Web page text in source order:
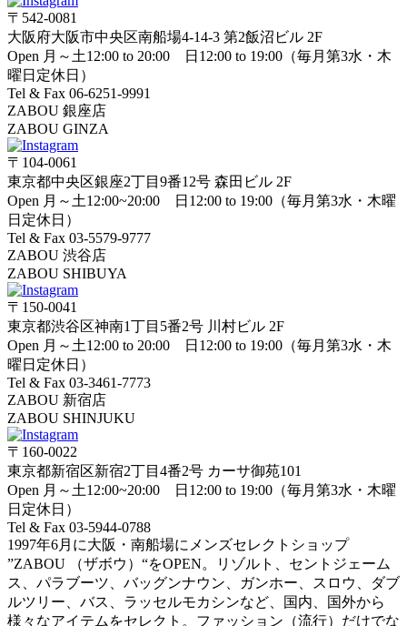
〒542-0081
大阪府大阪市中央区南船場4-14-3 第2飯沼ビル 2F
Open 月～土12:00 to 20:00 日12:00 to 19:00（毎月第3水・木
曜日定休日）
Tel & Fax 06-6251-9991
ZABOU 銀座店
ZABOU GINZA
〒104-0061
東京都中央区銀座2丁目9番12号 森田ビル 2F
Open 月～土12:00~20:00 日12:00 to 19:00（毎月第3水・木曜
日定休日）
Tel & Fax 03-5579-9777
ZABOU 渋谷店
ZABOU SHIBUYA
〒150-0041
東京都渋谷区神南1丁目5番2号 川村ビル 2F
Open 月～土12:00 to 20:00 日12:00 to 19:00（毎月第3水・木
曜日定休日）
Tel & Fax 03-3461-7773
ZABOU 新宿店
ZABOU SHINJUKU
〒160-0022
東京都新宿区新宿2丁目4番2号 カーサ御苑101
Open 月～土12:00~20:00 日12:00 to 19:00（毎月第3水・木曜
日定休日）
Tel & Fax 03-5944-0788
1997年6月に大阪・南船場にメンズセレクトショップ
”ZABOU （ザボウ）“をOPEN。リゾルト、セントジェーム
ス、パラブーツ、バッグンナウン、ガンホー、スロウ、ダブ
ルツリー、バス、ラッセルモカシンなど、国内、国外から
様々なアイテムをセレクト。ファッション（流行）だけでな